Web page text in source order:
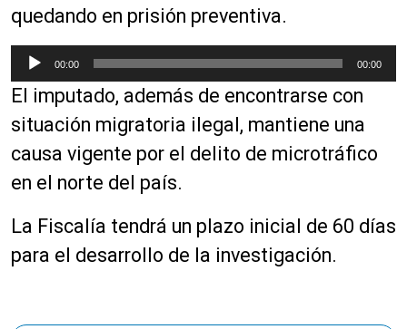
quedando en prisión preventiva.
e
p
r
d
u
t
o
r
00:00 00:00
El imputado, además de encontrarse con
situación migratoria ilegal, mantiene una
causa vigente por el delito de microtráfico
en el norte del país.
La Fiscalía tendrá un plazo inicial de 60 días
para el desarrollo de la investigación.